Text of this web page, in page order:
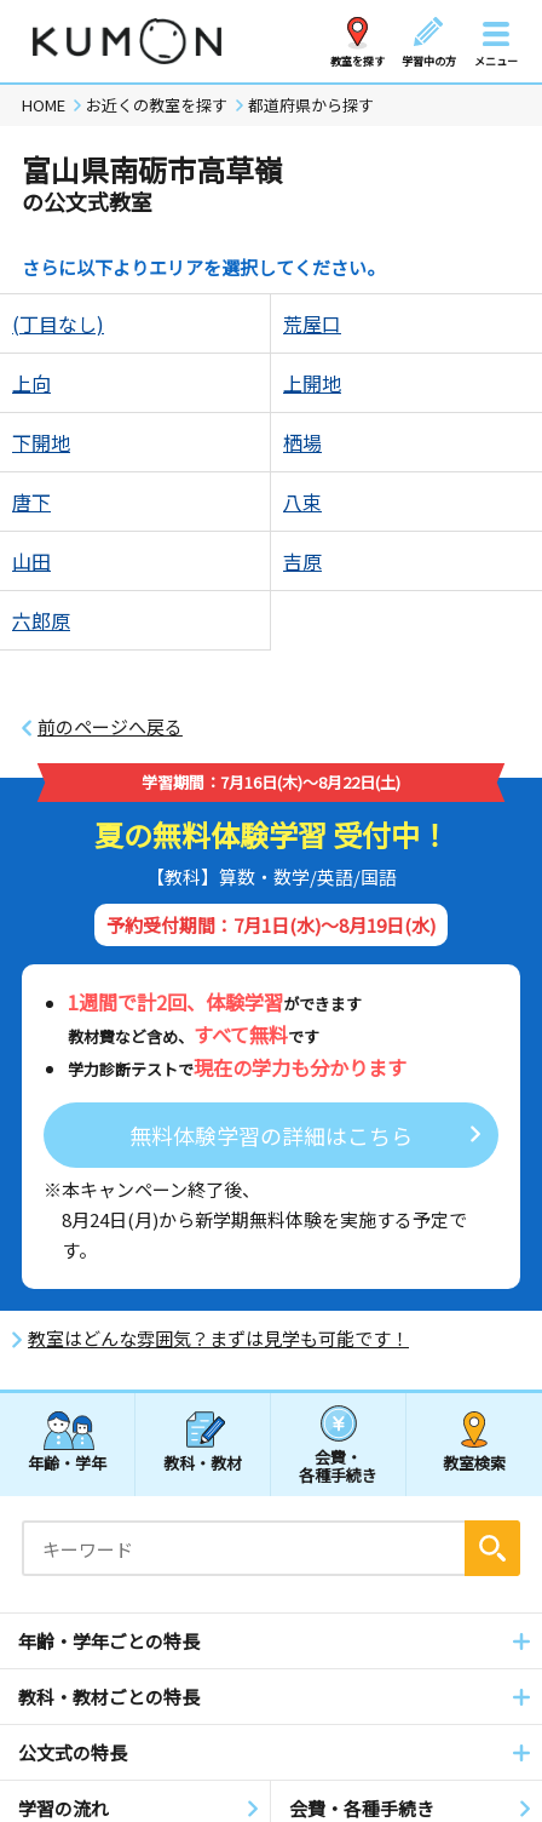
教室を探す 学習中の方 メニュー
HOME お近くの教室を探す 都道府県から探す
富山県南砺市高草嶺
の公文式教室
さらに以下よりエリアを選択してください。
(丁目なし) 荒屋口
上向 上開地
下開地 栖場
唐下 八束
山田 吉原
六郎原
前のページへ戻る
学習期間：7月16日(木)～8月22日(土)
夏の無料体験学習 受付中！
【教科】算数・数学/英語/国語
予約受付期間：7月1日(水)～8月19日(水)
1週間で計2回、体験学習ができます
教材費など含め、 すべて無料です
学力診断テストで現在の学力も分かります
無料体験学習の詳細はこちら
※本キャンペーン終了後、
8月24日(月)から新学期無料体験を実施する予定で
す。
教室はどんな雰囲気？まずは見学も可能です！
年齢・学年 教科・教材 会費・
各種手続き
教室検索
年齢・学年ごとの特長
教科・教材ごとの特長
公文式の特長
学習の流れ 会費・各種手続き